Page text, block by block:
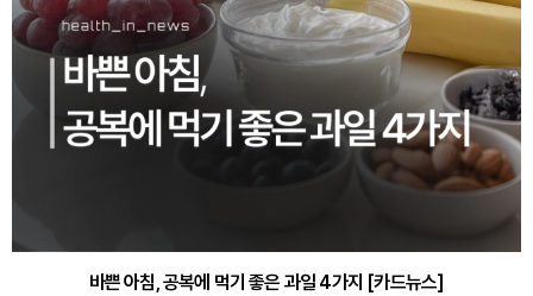
바쁜 아침, 공복에 먹기 좋은 과일 4가지 [카드뉴스]